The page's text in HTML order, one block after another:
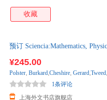
收藏
预订 Sciencia:Mathematics,
¥245.00
上海外文书店旗舰店
1条评论
Polster, Burkard,Cheshire, Gerard,Tweed,